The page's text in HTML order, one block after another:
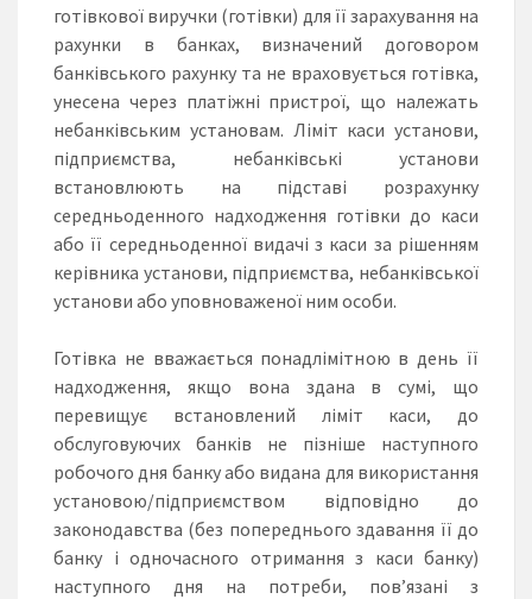
готівкової виручки (готівки) для її зарахування на
рахунки в банках, визначений договором
банківського рахунку та не враховується готівка,
унесена через платіжні пристрої, що належать
небанківським установам. Ліміт каси установи,
підприємства, небанківські установи
встановлюють на підставі розрахунку
середньоденного надходження готівки до каси
або її середньоденної видачі з каси за рішенням
керівника установи, підприємства, небанківської
установи або уповноваженої ним особи.
Готівка не вважається понадлімітною в день її
надходження, якщо вона здана в сумі, що
перевищує встановлений ліміт каси, до
обслуговуючих банків не пізніше наступного
робочого дня банку або видана для використання
установою/підприємством відповідно до
законодавства (без попереднього здавання її до
банку і одночасного отримання з каси банку)
наступного дня на потреби, пов’язані з